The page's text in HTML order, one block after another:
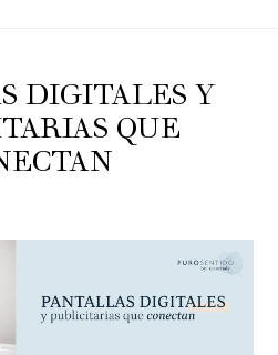
DIGITALES Y
QUE